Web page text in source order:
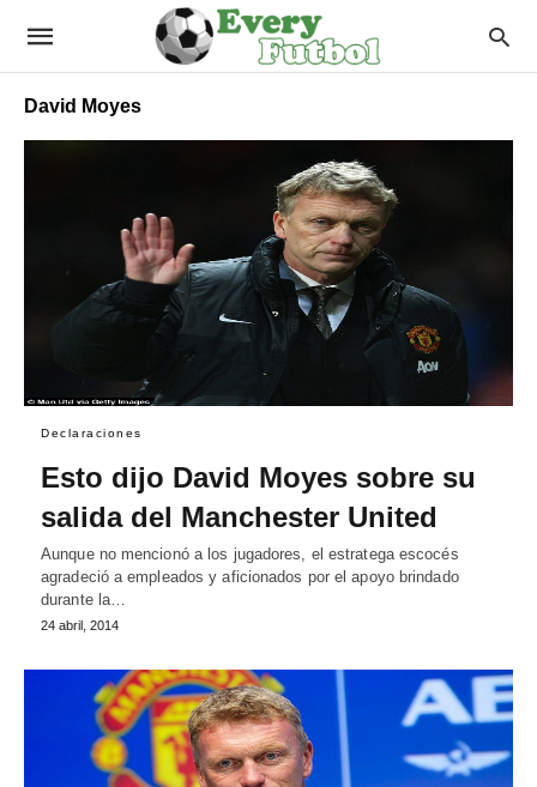
David Moyes
Declaraciones
Esto dijo David Moyes sobre su
salida del Manchester United
Aunque no mencionó a los jugadores, el estratega escocés
agradeció a empleados y aficionados por el apoyo brindado
durante la…
24 abril, 2014